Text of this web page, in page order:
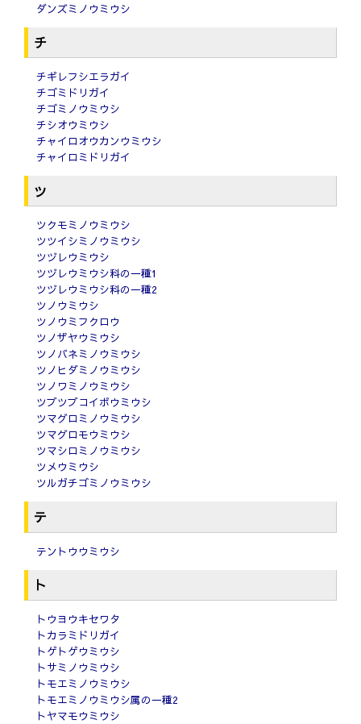
ダンズミノウミウシ
チ
チギレフシエラガイ
チゴミドリガイ
チゴミノウミウシ
チシオウミウシ
チャイロオウカンウミウシ
チャイロミドリガイ
ツ
ツクモミノウミウシ
ツツイシミノウミウシ
ツヅレウミウシ
ツヅレウミウシ科の一種1
ツヅレウミウシ科の一種2
ツノウミウシ
ツノウミフクロウ
ツノザヤウミウシ
ツノバネミノウミウシ
ツノヒダミノウミウシ
ツノワミノウミウシ
ツブツブコイボウミウシ
ツマグロミノウミウシ
ツマグロモウミウシ
ツマシロミノウミウシ
ツメウミウシ
ツルガチゴミノウミウシ
テ
テントウウミウシ
ト
トウヨウキセワタ
トカラミドリガイ
トゲトゲウミウシ
トサミノウミウシ
トモエミノウミウシ
トモエミノウミウシ属の一種2
トヤマモウミウシ